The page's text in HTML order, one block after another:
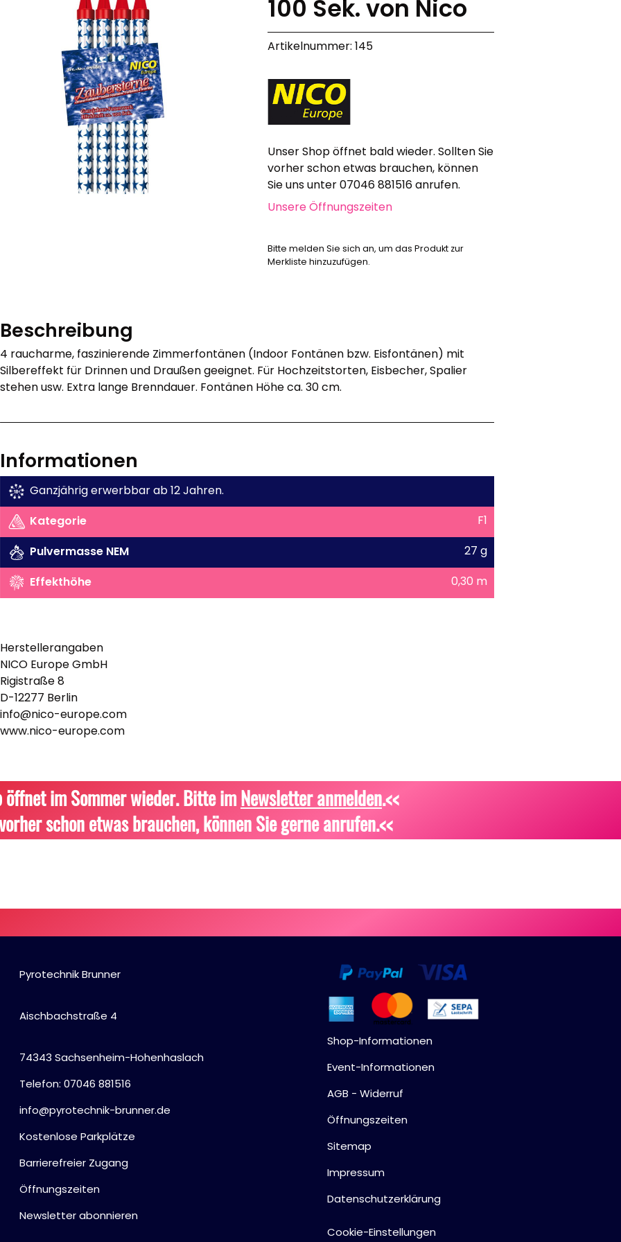
Hochzeit, Geburtstag, Party
Alle anzeigen
Feuerschriften
Indoor-Fontänen
Herz- und Konfetti-Shooter
Wunderkerzen, Fackeln
Tischfeuerwerk
Silvestergießen
Dekoration, Knicklichter
Scherzartikel
Alle anzeigen
Sonstiges
Geschenkgutscheine
100 Sek. von Nico
Artikelnummer: 145
Unser Shop öffnet bald wieder. Sollten Sie
vorher schon etwas brauchen, können
Sie uns unter 07046 881516 anrufen.
Unsere Öffnungszeiten
Bitte melden Sie sich an, um das Produkt zur
Merkliste hinzuzufügen.
Beschreibung
4 raucharme, faszinierende Zimmerfontänen (Indoor Fontänen bzw. Eisfontänen) mit
Silbereffekt für Drinnen und Draußen geeignet. Für Hochzeitstorten, Eisbecher, Spalier
stehen usw. Extra lange Brenndauer. Fontänen Höhe ca. 30 cm.
Informationen
Ganzjährig erwerbbar ab 12 Jahren.
Kategorie
F1
Pulvermasse NEM
27 g
Effekthöhe
0,30 m
Herstellerangaben
NICO Europe GmbH
Rigistraße 8
D-12277 Berlin
info@nico-europe.com
www.nico-europe.com
öffnet im Sommer wieder. Bitte imNewsletter anmelden.<<
schon etwas brauchen, können Sie gerne anrufen.<<
Pyrotechnik Brunner
Aischbachstraße 4
74343 Sachsenheim-Hohenhaslach
Telefon: 07046 881516
info@pyrotechnik-brunner.de
Kostenlose Parkplätze
Barrierefreier Zugang
Öffnungszeiten
Newsletter abonnieren
Shop-Informationen
Event-Informationen
AGB - Widerruf
Öffnungszeiten
Sitemap
Impressum
Datenschutzerklärung
Cookie-Einstellungen